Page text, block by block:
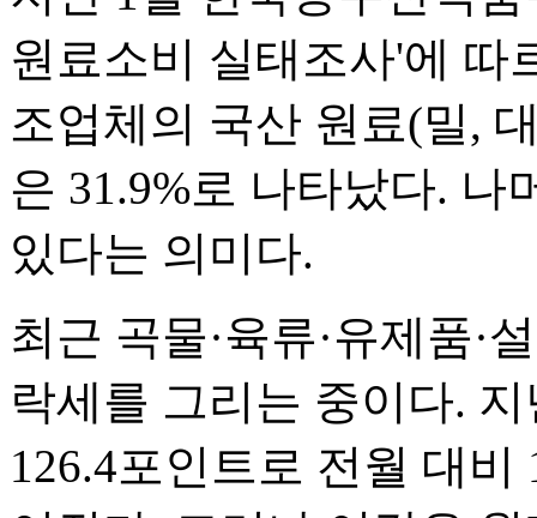
원료소비 실태조사'에 따
조업체의 국산 원료(밀,
은 31.9%로 나타났다. 나
있다는 의미다.
최근 곡물·육류·유제품·
락세를 그리는 중이다.
126.4포인트로 전월 대비